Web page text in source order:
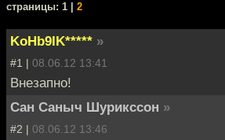
cтраницы: 1 | 2
KoHb9IK***** »
#1 | 08.06.12 13:41
Внезапно!
Сан Саныч Шурикссон »
#2 | 08.06.12 13:46